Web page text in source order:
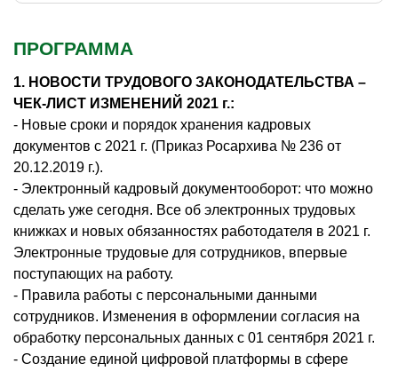
ПРОГРАММА
1. НОВОСТИ ТРУДОВОГО ЗАКОНОДАТЕЛЬСТВА –
ЧЕК-ЛИСТ ИЗМЕНЕНИЙ 2021 г.:
- Новые сроки и порядок хранения кадровых
документов с 2021 г. (Приказ Росархива № 236 от
20.12.2019 г.).
- Электронный кадровый документооборот: что можно
сделать уже сегодня. Все об электронных трудовых
книжках и новых обязанностях работодателя в 2021 г.
Электронные трудовые для сотрудников, впервые
поступающих на работу.
- Правила работы с персональными данными
сотрудников. Изменения в оформлении согласия на
обработку персональных данных с 01 сентября 2021 г.
- Создание единой цифровой платформы в сфере